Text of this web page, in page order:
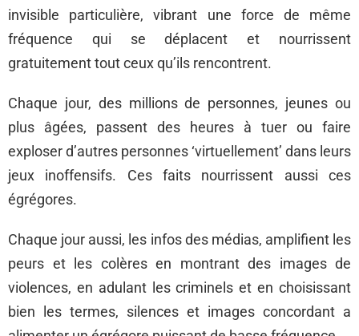
invisible particulière, vibrant une force de même
fréquence qui se déplacent et nourrissent
gratuitement tout ceux qu’ils rencontrent.
Chaque jour, des millions de personnes, jeunes ou
plus âgées, passent des heures à tuer ou faire
exploser d’autres personnes ‘virtuellement’ dans leurs
jeux inoffensifs. Ces faits nourrissent aussi ces
égrégores.
Chaque jour aussi, les infos des médias, amplifient les
peurs et les colères en montrant des images de
violences, en adulant les criminels et en choisissant
bien les termes, silences et images concordant a